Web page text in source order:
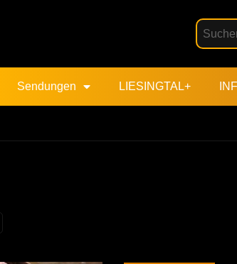
Sendungen LIESINGTAL+